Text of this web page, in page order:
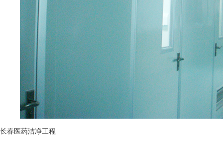
长春医药洁净工程